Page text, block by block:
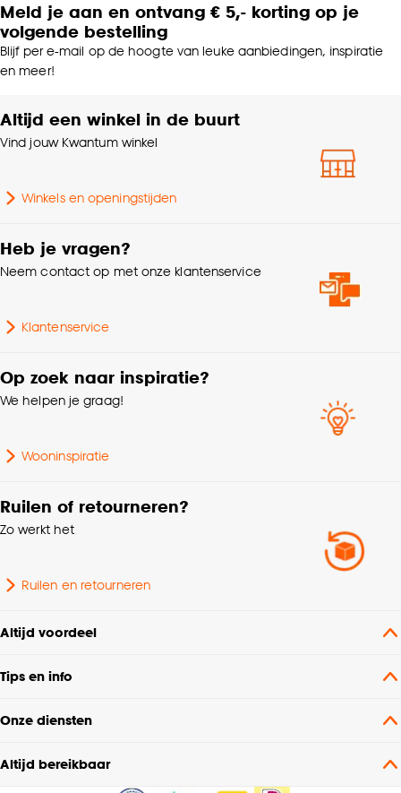
Meld je aan en ontvang € 5,- korting op je
volgende bestelling
Blijf per e-mail op de hoogte van leuke aanbiedingen, inspiratie
en meer!
Altijd een winkel in de buurt
Vind jouw Kwantum winkel
Winkels en openingstijden
Heb je vragen?
Neem contact op met onze klantenservice
Klantenservice
Op zoek naar inspiratie?
We helpen je graag!
Wooninspiratie
Ruilen of retourneren?
Zo werkt het
Ruilen en retourneren
Altijd voordeel
Tips en info
Onze diensten
Altijd bereikbaar